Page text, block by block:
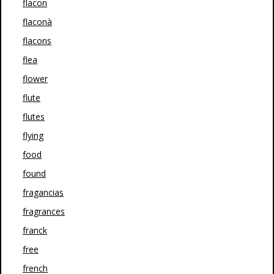
flacon
flaconà
flacons
flea
flower
flute
flutes
flying
food
found
fragancias
fragrances
franck
free
french